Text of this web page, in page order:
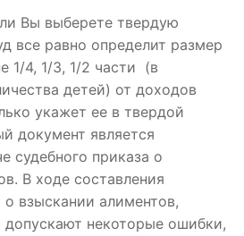
Вы выберете твердую
все равно определит размер
1/4, 1/3, 1/2 части (в
детей) от доходов
укажет ее в твердой
документ является
судебного приказа о
В ходе составления
о взыскании алиментов,
допускают некоторые ошибки,